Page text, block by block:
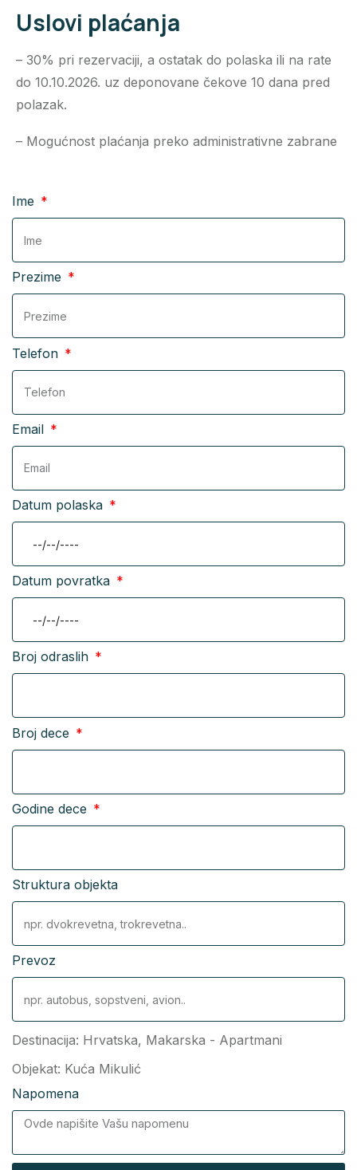
Uslovi plaćanja
– 30% pri rezervaciji, a ostatak do polaska ili na rate
do 10.10.2026. uz deponovane čekove 10 dana pred
polazak.
– Mogućnost plaćanja preko administrativne zabrane
Ime
Prezime
Telefon
Email
Datum polaska
Datum povratka
Broj odraslih
Broj dece
Godine dece
Struktura objekta
Prevoz
Destinacija: Hrvatska, Makarska - Apartmani
Objekat: Kuća Mikulić
Napomena